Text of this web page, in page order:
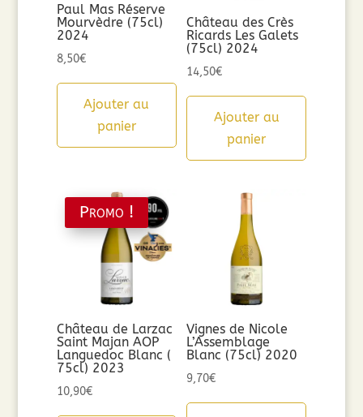
Paul Mas Réserve
Mourvèdre (75cl)
2024
8,50€
Ajouter au
panier
Château des Crès
Ricards Les Galets
(75cl) 2024
14,50€
Ajouter au
panier
Promo !
Château de Larzac
Saint Majan AOP
Languedoc Blanc (
75cl) 2023
10,90€
Vignes de Nicole
L’Assemblage
Blanc (75cl) 2020
9,70€